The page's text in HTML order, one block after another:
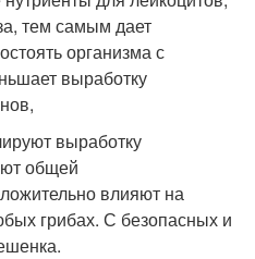
тем самым дает
организма с
выработку
выработку
общей
влияют на
грибах. С безопасных и